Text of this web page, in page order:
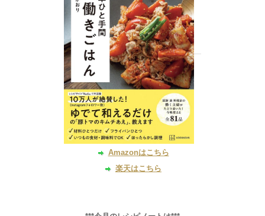
Amazonはこちら
楽天はこちら